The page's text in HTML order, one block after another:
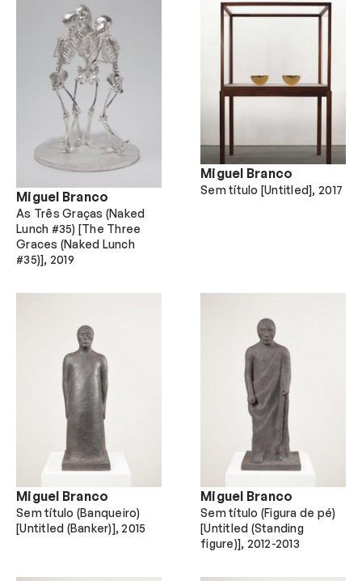
As Três Graças (Naked
Lunch #35) [The Three
Graces (Naked Lunch
#35)] 2019
Miguel Branco Sem título [Untitled] 2017
Miguel Branco
Sem título (Banqueiro)
[Untitled (Banker)] 2015
Miguel Branco
Sem título (Figura de pé)
[Untitled (Standing
figure)] 2012-2013
Miguel Branco